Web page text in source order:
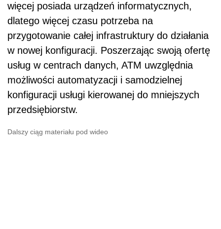
więcej posiada urządzeń informatycznych,
dlatego więcej czasu potrzeba na
przygotowanie całej infrastruktury do działania
w nowej konfiguracji. Poszerzając swoją ofertę
usług w centrach danych, ATM uwzględnia
możliwości automatyzacji i samodzielnej
konfiguracji usługi kierowanej do mniejszych
przedsiębiorstw.
Dalszy ciąg materiału pod wideo